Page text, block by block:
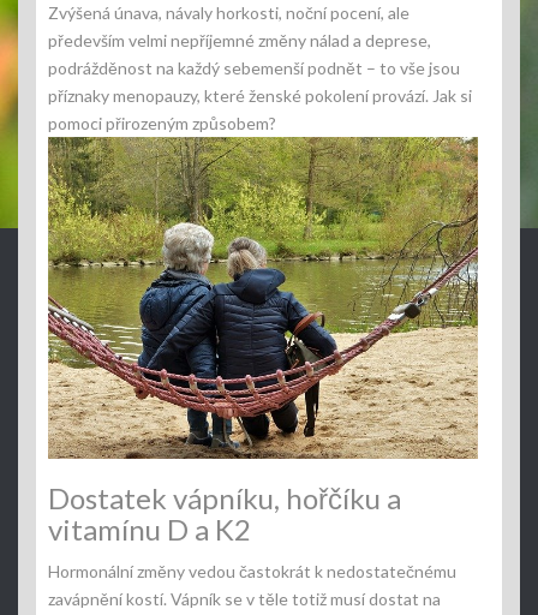
Zvýšená únava, návaly horkosti, noční pocení, ale
především velmi nepříjemné změny nálad a deprese,
podrážděnost na každý sebemenší podnět – to vše jsou
příznaky menopauzy, které ženské pokolení provází. Jak si
pomoci přirozeným způsobem?
Dostatek vápníku, hořčíku a
vitamínu D a K2
Hormonální změny vedou častokrát k nedostatečnému
zavápnění kostí. Vápník se v těle totiž musí dostat na